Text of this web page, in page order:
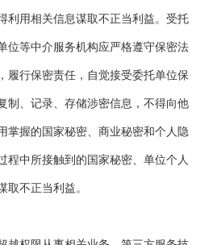
利用相关信息谋取不正当利益。受托
位等中介服务机构应严格遵守保密法
履行保密责任，自觉接受委托单位保
制、记录、存储涉密信息，不得向他
掌握的国家秘密、商业秘密和个人隐
程中所接触到的国家秘密、单位个人
取不正当利益。